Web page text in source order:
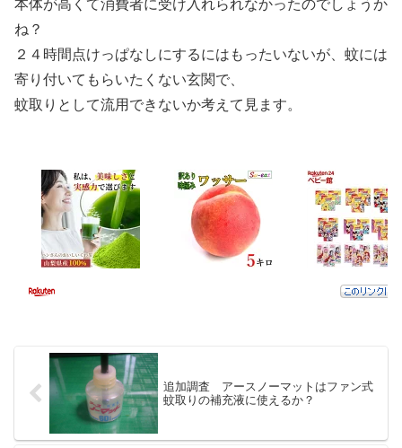
本体が高くて消費者に受け入れられなかったのでしょうか
ね？
２４時間点けっぱなしにするにはもったいないが、蚊には
寄り付いてもらいたくない玄関で、
蚊取りとして流用できないか考えて見ます。
追加調査 アースノーマットはファン式
蚊取りの補充液に使えるか？